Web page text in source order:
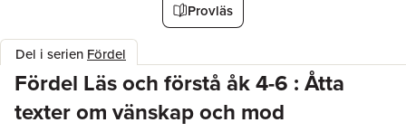
Provläs
Del i serien Fördel
Fördel Läs och förstå åk 4-6 : Åtta
texter om vänskap och mod